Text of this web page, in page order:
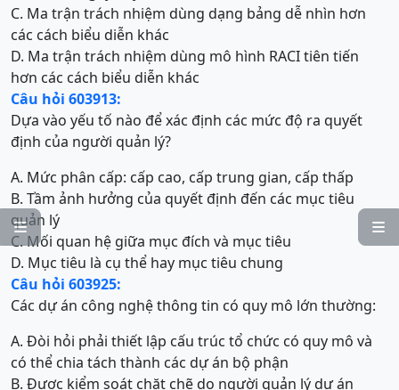


C. Ma trận trách nhiệm dùng dạng bảng dễ nhìn hơn
các cách biểu diễn khác
D. Ma trận trách nhiệm dùng mô hình RACI tiên tiến
hơn các cách biểu diễn khác
Câu hỏi 603913:
Dựa vào yếu tố nào để xác định các mức độ ra quyết
định của người quản lý?
A. Mức phân cấp: cấp cao, cấp trung gian, cấp thấp
B. Tầm ảnh hưởng của quyết định đến các mục tiêu
quản lý
C. Mối quan hệ giữa mục đích và mục tiêu
D. Mục tiêu là cụ thể hay mục tiêu chung
Câu hỏi 603925:
Các dự án công nghệ thông tin có quy mô lớn thường:
A. Đòi hỏi phải thiết lập cấu trúc tổ chức có quy mô và
có thể chia tách thành các dự án bộ phận
B. Được kiểm soát chặt chẽ do người quản lý dự án